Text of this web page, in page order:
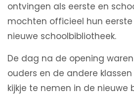
ontvingen als eerste en
mochten officieel hun
nieuwe schoolbibliotheek.
De dag na de opening
ouders en de andere
kijkje te nemen in de nieuwe